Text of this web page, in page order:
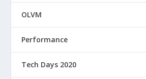
OLVM
Performance
Tech Days 2020